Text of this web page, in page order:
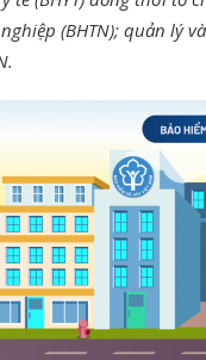
(BHTN); quản lý